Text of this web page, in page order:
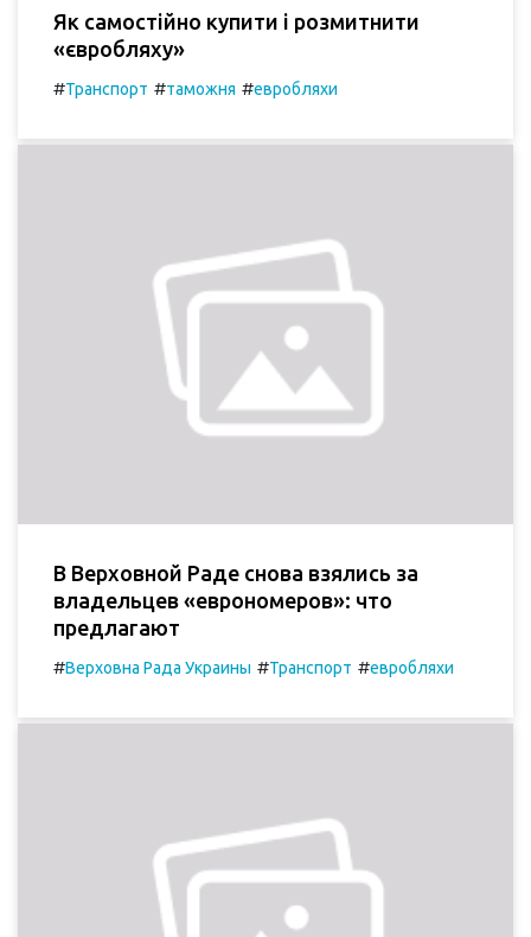
Як самостійно купити і розмитнити
«євробляху»
#Транспорт #таможня #евробляхи
В Верховной Раде снова взялись за
владельцев «еврономеров»: что
предлагают
#Верховна Рада Украины #Транспорт #евробляхи